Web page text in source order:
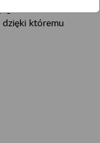
któremu